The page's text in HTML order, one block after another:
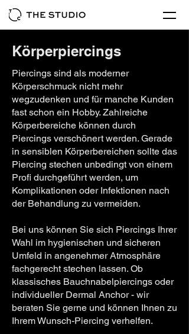
Körperpiercings
Piercings sind als moderner
Körperschmuck nicht mehr
wegzudenken und für manche Kunden
fast schon ein Hobby. Zahlreiche
Körperbereiche können durch
Piercings verschönert werden. Gerade
in sensiblen Körperbereichen sollte das
Piercing stechen unbedingt von einem
Profi durchgeführt werden, um
Komplikationen oder Infektionen nach
der Behandlung zu vermeiden.
Bei uns können Sie sich Piercings Ihrer
Wahl im hygienischen und sicheren
Umfeld in angenehmer Atmosphäre
fachgerecht stechen lassen. Ob
klassisches Bauchnabelpiercings oder
individueller Dermal Anchor - wir
beraten Sie gerne und können Ihnen zu
Ihrem Wunsch-Piercing verhelfen.